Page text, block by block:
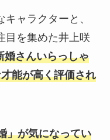
ャラクターと、
目を集めた井上咲
婚さんいらっしゃ
能が高く評価され
」が気になってい